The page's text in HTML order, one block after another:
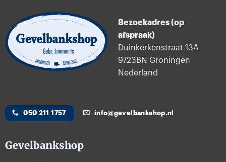
Bezoekadres (op
afspraak)
Duinkerkenstraat 13A
9723BN Groningen
Nederland
050 211 1757 info@gevelbankshop.nl
Gevelbankshop